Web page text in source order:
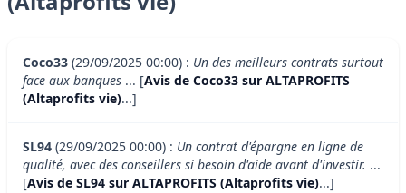
Coco33 (29/09/2025 00:00) : Un des meilleurs contrats surtout
face aux banques ... [Avis de Coco33 sur ALTAPROFITS
(Altaprofits vie)...]
SL94 (29/09/2025 00:00) : Un contrat d'épargne en ligne de
qualité, avec des conseillers si besoin d'aide avant d'investir. ...
[Avis de SL94 sur ALTAPROFITS (Altaprofits vie)...]